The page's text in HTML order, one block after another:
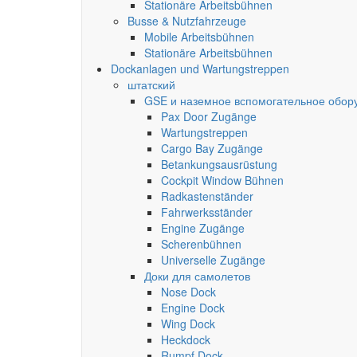
Stationäre Arbeitsbühnen
Busse & Nutzfahrzeuge
Mobile Arbeitsbühnen
Stationäre Arbeitsbühnen
Dockanlagen und Wartungstreppen
штатский
GSE и наземное вспомогательное
Pax Door Zugänge
Wartungstreppen
Cargo Bay Zugänge
Betankungsausrüstung
Cockpit Window Bühnen
Radkastenständer
Fahrwerksständer
Engine Zugänge
Scherenbühnen
Universelle Zugänge
Доки для самолетов
Nose Dock
Engine Dock
Wing Dock
Heckdock